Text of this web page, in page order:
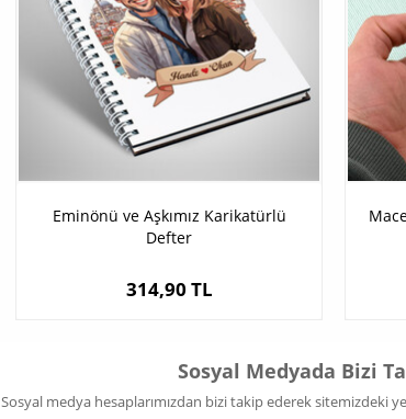
Eminönü ve Aşkımız Karikatürlü
Defter
314,90 TL
Sosyal Medyada Bizi
Sosyal medya hesaplarımızdan bizi takip ederek sitemizdeki